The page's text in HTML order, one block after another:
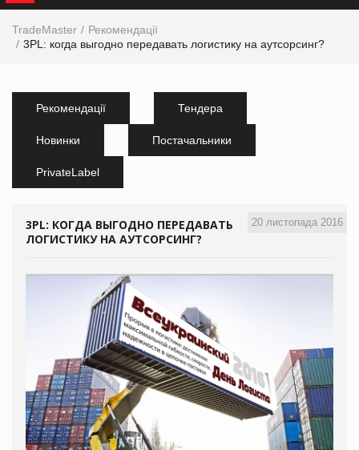
TradeMaster
Рекомендації
3PL: когда выгодно передавать логистику на аутсорсинг?
Рекомендації Тендера
Новинки Постачальники
PrivateLabel
20 листопада 2016
3PL: КОГДА ВЫГОДНО ПЕРЕДАВАТЬ
ЛОГИСТИКУ НА АУТСОРСИНГ?